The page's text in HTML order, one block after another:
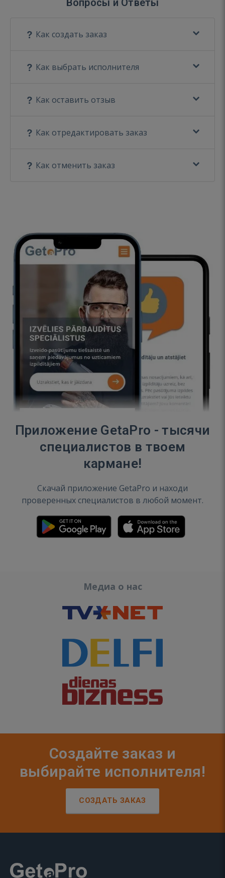
Как создать заказ
Как выбрать исполнителя
Как оставить отзыв
Как отредактировать заказ
Как отменить заказ
Приложение GetaPro - тысячи
специалистов в твоем
кармане!
Скачай приложение GetaPro и находи
проверенных специалистов в любой момент.
Медиа о нас
Создайте заказ и
выбирайте исполнителя!
СОЗДАТЬ ЗАКАЗ